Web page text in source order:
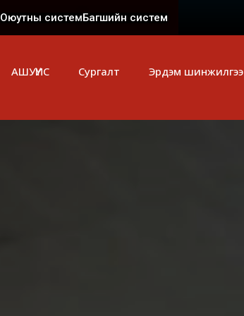
Оюутны системБагшийн систем
АШУҮИС Сургалт Эрдэм шинжилгээ